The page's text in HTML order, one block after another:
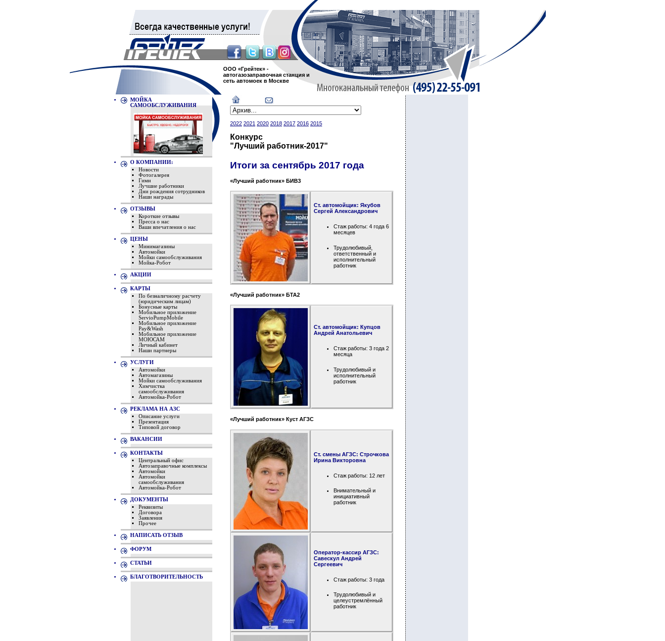
ООО «Грейтек» -
автогазозаправочная станция и
сеть автомоек в Москве
МОЙКА
САМООБСЛУЖИВАНИЯ
О КОМПАНИИ:
Новости
Фотогалерея
Гимн
Лучшие работники
Дни рождения сотрудников
Наши награды
ОТЗЫВЫ
Короткие отзывы
Пресса о нас
Ваши впечатления о нас
ЦЕНЫ
Минимагазины
Автомойки
Мойки самообслуживания
Мойка-Робот
АКЦИИ
КАРТЫ
По безналичному расчету
(юридическим лицам)
Бонусные карты
Мобильное приложение
ServioPumpMobile
Мобильное приложение
Pay&Wash
Мобильное приложение
МОЮСАМ
Личный кабинет
Наши партнеры
УСЛУГИ
Автомойки
Автомагазины
Мойки самообслуживания
Химчистка
самообслуживания
Автомойка-Робот
РЕКЛАМА НА АЗС
Описание услуги
Презентация
Типовой договор
ВАКАНСИИ
КОНТАКТЫ
Центральный офис
Автозаправочные комплексы
Автомойки
Автомойки
самообслуживания
Автомойка-Робот
ДОКУМЕНТЫ
Реквизиты
Договора
Заявления
Прочее
НАПИСАТЬ ОТЗЫВ
ФОРУМ
СТАТЬИ
БЛАГОТВОРИТЕЛЬНОСТЬ
2022 2021 2020 2018 2017 2016 2015
Конкурс
"Лучший работник-2017"
Итоги за сентябрь 2017 года
«Лучший работник» БИВ3
Ст. автомойщик: Якубов
Сергей Александрович
Стаж работы: 4 года 6
месяцев
Трудолюбивый,
ответственный и
исполнительный
работник
«Лучший работник» БТА2
Ст. автомойщик: Купцов
Андрей Анатольевич
Стаж работы: 3 года 2
месяца
Трудолюбивый и
исполнительный
работник
«Лучший работник» Куст АГЗС
Ст. смены АГЗС: Строчкова
Ирина Викторовна
Стаж работы: 12 лет
Внимательный и
инициативный
работник
Оператор-кассир АГЗС:
Савескул Андрей
Сергеевич
Стаж работы: 3 года
Трудолюбивый и
целеустремлённый
работник